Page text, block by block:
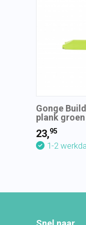
Gonge
plank groen
23,95
1-2